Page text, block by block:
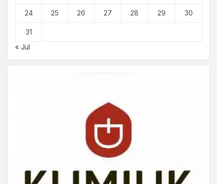
24 25 26 27 28 29 30
31
« Jul